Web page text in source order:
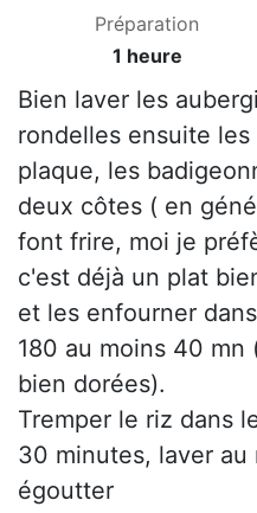
Préparation
1 heure
Bien laver les
rondelles ensuite
plaque, les
deux côtes ( en
font frire, moi je
c'est déjà un plat
et les enfourner
180 au moins 40
bien dorées).
Tremper le riz dans
30 minutes, laver
égoutter